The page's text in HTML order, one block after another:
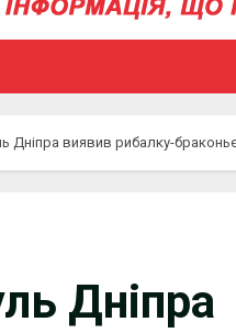
Дніпра виявив рибалку-
Дніпра